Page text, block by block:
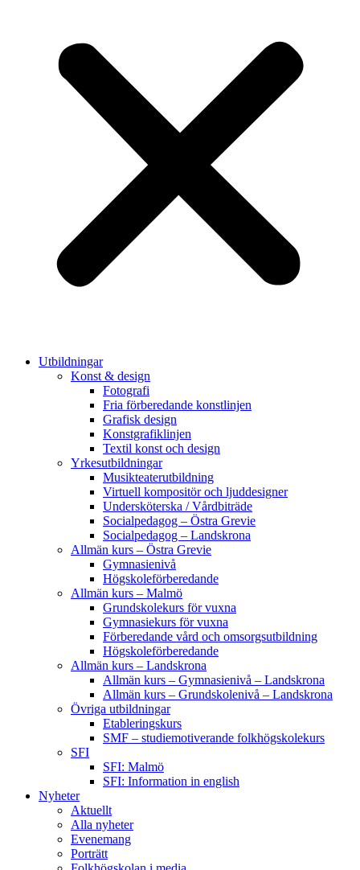
Utbildningar
Konst & design
Fotografi
Fria förberedande konstlinjen
Grafisk design
Konstgrafiklinjen
Textil konst och design
Yrkesutbildningar
Musikteaterutbildning
Virtuell kompositör och ljuddesigner
Undersköterska / Vårdbiträde
Socialpedagog – Östra Grevie
Socialpedagog – Landskrona
Allmän kurs – Östra Grevie
Gymnasienivå
Högskoleförberedande
Allmän kurs – Malmö
Grundskolekurs för vuxna
Gymnasiekurs för vuxna
Förberedande vård och omsorgsutbildning
Högskoleförberedande
Allmän kurs – Landskrona
Allmän kurs – Gymnasienivå – Landskrona
Allmän kurs – Grundskolenivå – Landskrona
Övriga utbildningar
Etableringskurs
SMF – studiemotiverande folkhögskolekurs
SFI
SFI: Malmö
SFI: Information in english
Nyheter
Aktuellt
Alla nyheter
Evenemang
Porträtt